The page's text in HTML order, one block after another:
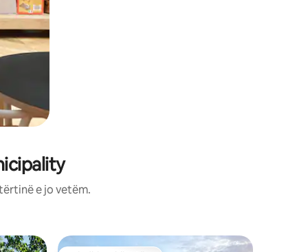
e jo vetëm.